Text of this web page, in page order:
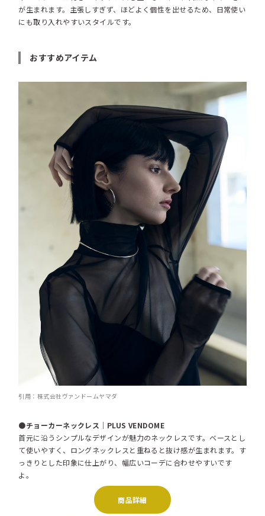
が生まれます。主張しすぎず、ほどよく個性を出せるため、日常使い
にも取り入れやすいスタイルです。
おすすめアイテム
引用：株式会社ヴァンドームヤマダ
●チョーカーネックレス｜PLUS VENDOME
首元に沿うシンプルなデザインが魅力のネックレスです。ベースとし
て使いやすく、ロングネックレスと重ねると抜け感が生まれます。す
っきりとした印象に仕上がり、幅広いコーデに合わせやすいです
よ。
商品詳細